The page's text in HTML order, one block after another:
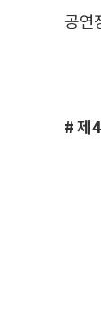
공연
# 제